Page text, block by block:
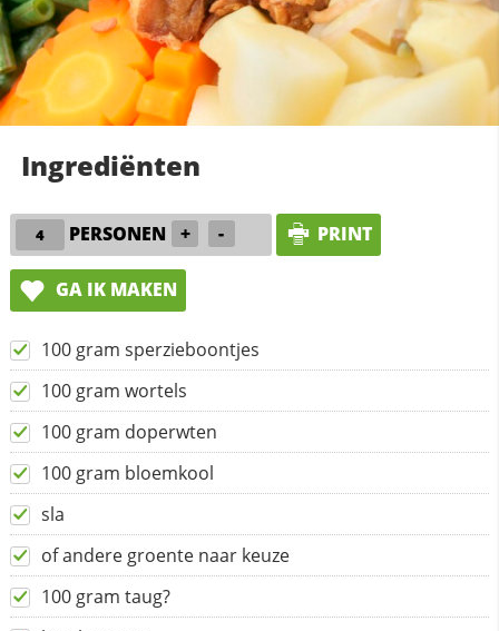
Ingrediënten
PERSONEN + - PRINT
GA IK MAKEN
100 gram sperzieboontjes
100 gram wortels
100 gram doperwten
100 gram bloemkool
sla
of andere groente naar keuze
100 gram taug?